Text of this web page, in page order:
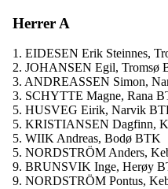
Herrer A
1. EIDESEN Erik Steinnes,
2. JOHANSEN Egil, Tromsø
3. ANDREASSEN Simon,
3. SCHYTTE Magne, Rana
5. HUSVEG Eirik, Narvik
5. KRISTIANSEN Dagfinn,
5. WIIK Andreas, Bodø BTK
5. NORDSTRÖM Anders,
9. BRUNSVIK Inge, Herøy
9. NORDSTRÖM Pontus,